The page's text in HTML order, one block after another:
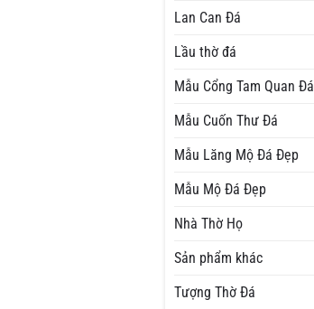
Lan Can Đá
Lầu thờ đá
Mẫu Cổng Tam Quan Đá
Mẫu Cuốn Thư Đá
Mẫu Lăng Mộ Đá Đẹp
Mẫu Mộ Đá Đẹp
Nhà Thờ Họ
Sản phẩm khác
Tượng Thờ Đá